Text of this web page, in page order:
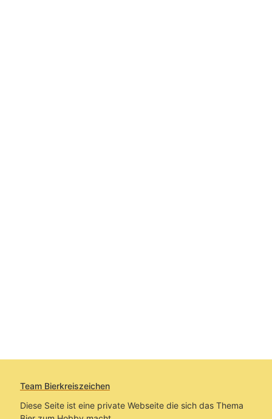
Team Bierkreiszeichen
Diese Seite ist eine private Webseite die sich das Thema